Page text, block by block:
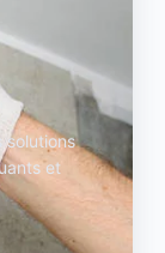
solutions
et